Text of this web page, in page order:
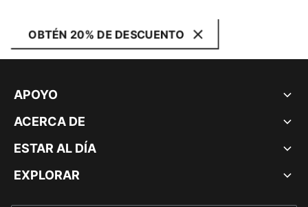
OBTÉN 20% DE DESCUENTO
APOYO
ACERCA DE
ESTAR AL DÍA
EXPLORAR